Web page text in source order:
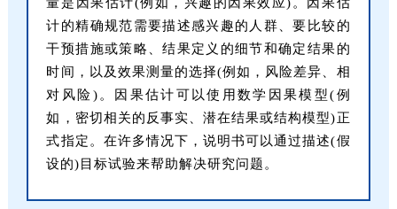
计的精确规范需要描述感兴趣的人群、要比较的
干预措施或策略、结果定义的细节和确定结果的
时间，以及效果测量的选择(例如，风险差异、相
对风险)。因果估计可以使用数学因果模型(例
如，密切相关的反事实、潜在结果或结构模型)正
式指定。在许多情况下，说明书可以通过描述(假
设的)目标试验来帮助解决研究问题。